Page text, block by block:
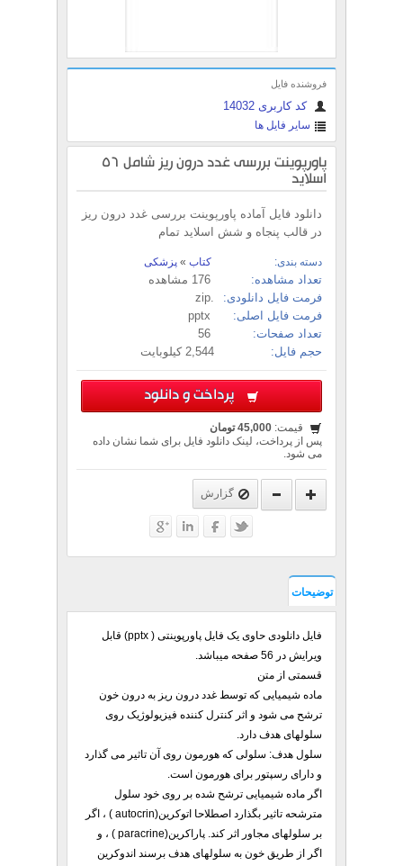
فروشنده فایل
کد کاربری 14032
سایر فایل ها
پاورپوینت بررسی غدد درون ریز شامل 56
اسلاید
دانلود فایل آماده پاورپوینت بررسی غدد درون ریز
در قالب پنجاه و شش اسلاید تمام
دسته بندی: کتاب » پزشکی
تعداد مشاهده:
فرمت فایل دانلودی:
.zip
فرمت فایل اصلی:
تعداد صفحات:
حجم فایل:
2,544 کیلوبایت
پرداخت و دانلود
قیمت: 45,000 تومان
پس از پرداخت، لینک دانلود فایل برای شما نشان داده
می شود.
گزارش
توضیحات
فایل دانلودی حاوی یک فایل پاورپوینتی ( pptx) قابل
ویرایش در 56 صفحه میباشد.
قسمتی از متن
ماده شیمیایی که توسط غدد درون ریز به درون خون
ترشح می شود و اثر کنترل کننده فیزیولوژیک روی
سلولهای هدف دارد.
سلول هدف: سلولی که هورمون روی آن تاثیر می گذارد
و دارای رسپتور برای هورمون است.
اگر ماده شیمیایی ترشح شده بر روی خود سلول
مترشحه تاثیر بگذارد اصطلاحا اتوکرین(autocrin ) ، اگر
بر سلولهای مجاور اثر کند. پاراکرین(paracrine ) ، و
اگر از طریق خون به سلولهای هدف برسند اندوکرین